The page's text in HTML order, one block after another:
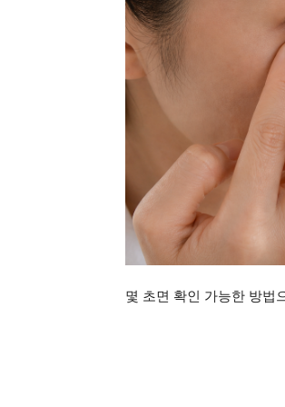
몇 초면 확인 가능한 방법